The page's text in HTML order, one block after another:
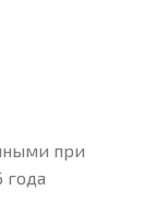
при
года